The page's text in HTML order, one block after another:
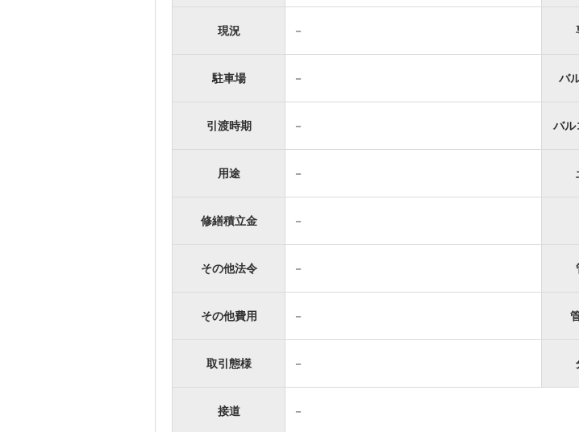
現況 －
駐車場 － バ
引渡時期 － バル
用途 －
修繕積立金 －
その他法令 －
その他費用 －
取引態様 －
接道 －